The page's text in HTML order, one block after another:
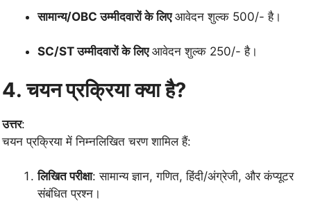
सामान्य/OBC उम्मीदवारों के लिएआवेदन शुल्क 500/- है।
SC/ST उम्मीदवारों के लिएआवेदन शुल्क 250/- है।
4. चयन प्रक्रिया क्या है?
उत्तर:
चयन प्रक्रिया में निम्नलिखित चरण शामिल हैं:
लिखित परीक्षा: सामान्य ज्ञान, गणित, हिंदी/अंग्रेजी, और कंप्यूटर
संबंधित प्रश्न।